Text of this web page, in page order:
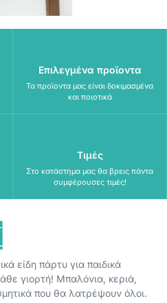
Επιλεγμένα προϊοντα
Τα προϊοντα μας είναι δοκιμασμένα
και ποιοτικά
Τιμές
Στο κατάστημα μας θα βρεις πάντα
συμφέρουσες τιμές!
είδη πάρτυ για παιδικά
γιορτή! Μπαλόνια, κεριά,
που θα λατρέψουν όλοι.